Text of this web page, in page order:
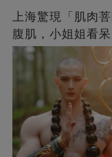
上海驚現「肌肉
腹肌，小姐姐看呆